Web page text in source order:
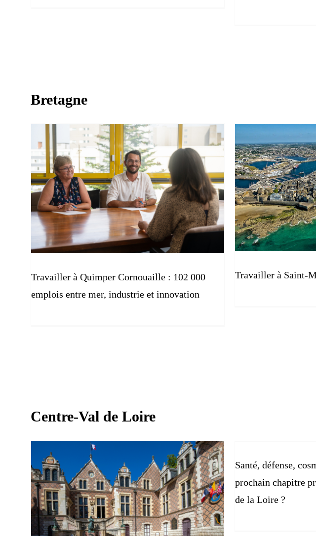
Bretagne
Travailler à Quimper Cornouaille : 102 000
emplois entre mer, industrie et innovation
Travailler à Saint-
Centre-Val de Loire
Santé, défense,
prochain chapitre
de la Loire ?